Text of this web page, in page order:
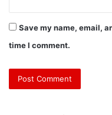
Save my name, email,
time I comment.